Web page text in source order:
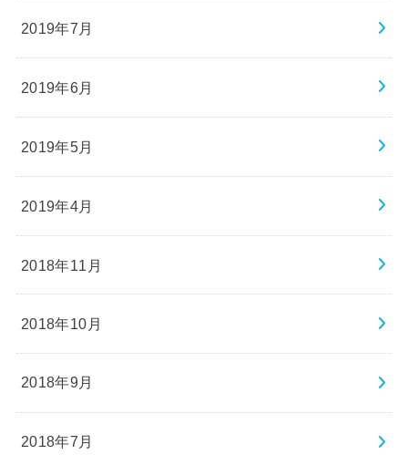
2019年7月
2019年6月
2019年5月
2019年4月
2018年11月
2018年10月
2018年9月
2018年7月